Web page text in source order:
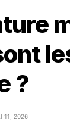
?
11, 2026